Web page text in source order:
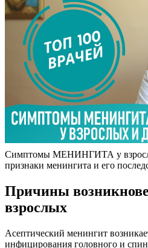
Симптомы МЕНИНГИТА у
признаки менингита и его
Причины
взрослых
Асептический менингит
инфицирования головного и